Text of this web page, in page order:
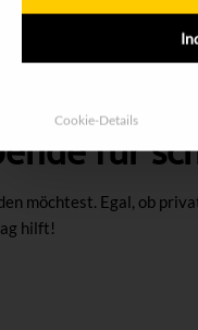
für
möchtest. Egal, ob
hilft!
Cookie-Details